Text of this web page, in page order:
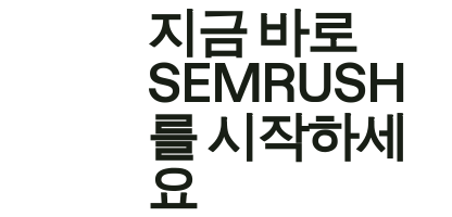
지금 바로
SEMRUSH
를 시작하세
요